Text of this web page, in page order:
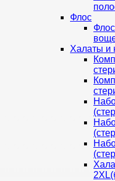
Флос
Халаты и